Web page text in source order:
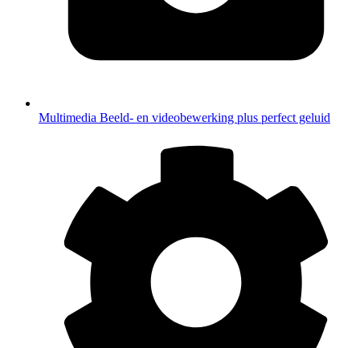
Multimedia Beeld- en videobewerking plus perfect geluid